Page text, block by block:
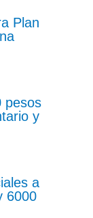
Plan
pesos
y
a
6000